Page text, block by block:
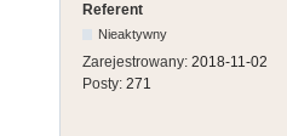
Referent
Nieaktywny
Zarejestrowany: 2018-11-02
Posty: 271